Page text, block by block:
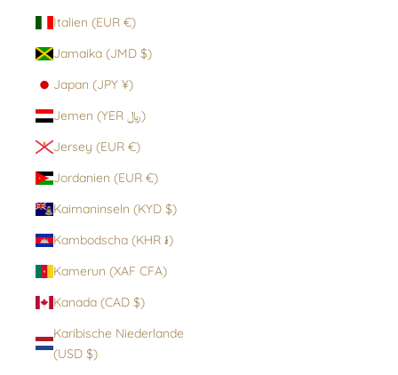
Italien (EUR €)
Jamaika (JMD $)
Japan (JPY ¥)
Jemen (YER ﷼)
Jersey (EUR €)
Jordanien (EUR €)
Kaimaninseln (KYD $)
Kambodscha (KHR ៛)
Kamerun (XAF CFA)
Kanada (CAD $)
Karibische Niederlande
(USD $)